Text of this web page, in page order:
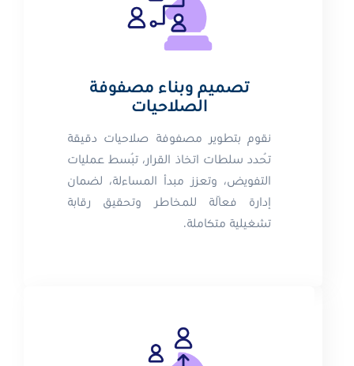
تصميم وبناء مصفوفة
الصلاحيات
نقوم بتطوير مصفوفة صلاحيات دقيقة
تُحدد سلطات اتخاذ القرار، تُبسط عمليات
التفويض، وتعزز مبدأ المساءلة، لضمان
إدارة فعّالة للمخاطر وتحقيق رقابة
تشغيلية متكاملة.